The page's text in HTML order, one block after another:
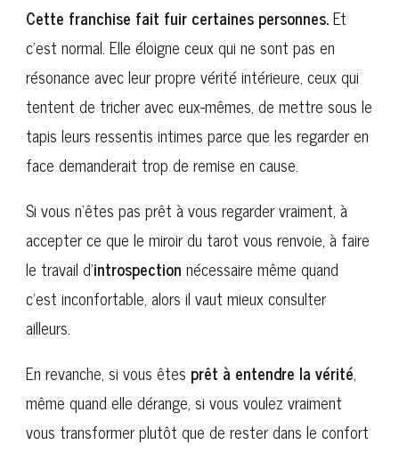
Cette franchise fait fuir certaines personnes.Et
c’est normal. Elle éloigne ceux qui ne sont pas en
résonance avec leur propre vérité intérieure, ceux qui
tentent de tricher avec eux-mêmes, de mettre sous le
tapis leurs ressentis intimes parce que les regarder en
face demanderait trop de remise en cause.
Si vous n’êtes pas prêt à vous regarder vraiment, à
accepter ce que le miroir du tarot vous renvoie, à faire
le travail d’introspection nécessaire même quand
c’est inconfortable, alors il vaut mieux consulter
ailleurs.
En revanche, si vous êtes prêt à entendre la vérité,
même quand elle dérange, si vous voulez vraiment
vous transformer plutôt que de rester dans le confort